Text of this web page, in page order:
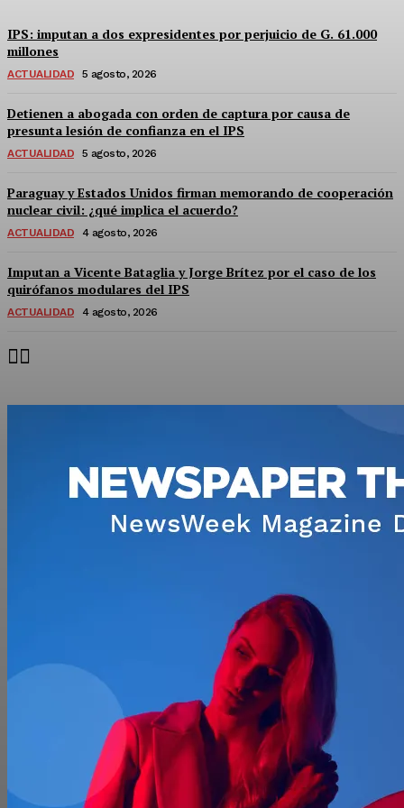
IPS: imputan a dos expresidentes por perjuicio de G. 61.000
millones
ACTUALIDAD 5 agosto, 2026
Detienen a abogada con orden de captura por causa de
presunta lesión de confianza en el IPS
ACTUALIDAD 5 agosto, 2026
Paraguay y Estados Unidos firman memorando de cooperación
nuclear civil: ¿qué implica el acuerdo?
ACTUALIDAD 4 agosto, 2026
Imputan a Vicente Bataglia y Jorge Brítez por el caso de los
quirófanos modulares del IPS
ACTUALIDAD 4 agosto, 2026